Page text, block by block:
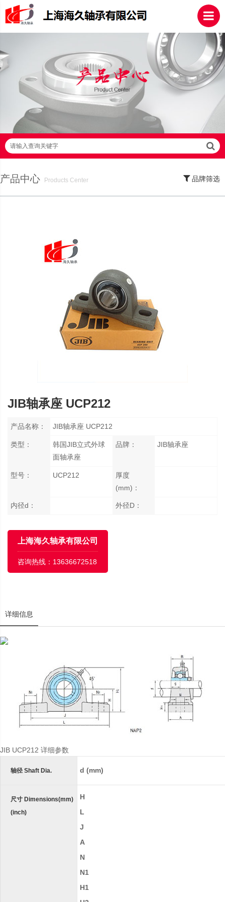
请输入查询关键字
产品中心
Products Center
品牌筛选
JIB轴承座 UCP212
产品名称： JIB轴承座 UCP212
类型：
韩国JIB立式外球
面轴承座
品牌： JIB轴承座
型号： UCP212
厚度
(mm)：
内径d： 外径D：
上海海久轴承有限公司
咨询热线： 13636672518
详细信息
JIB UCP212 详细参数
轴径 Shaft Dia. d (in.)
d (mm)
尺寸 Dimensions(mm)
(inch)
H
L
J
A
N
N1
H1